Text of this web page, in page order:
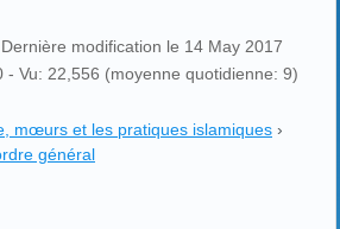
modification le 14 May 2017
- Vu: 22,556 (moyenne quotidienne: 9)
mœurs et les pratiques islamiques ›
général